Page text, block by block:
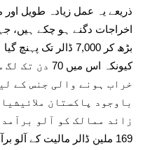
ذریعے یہ عمل زیادہ طویل
بڑھ کر 7,000 ڈالر
کیونکہ اس
خراب ہونے والی جنس کے
باوجود پاکستان